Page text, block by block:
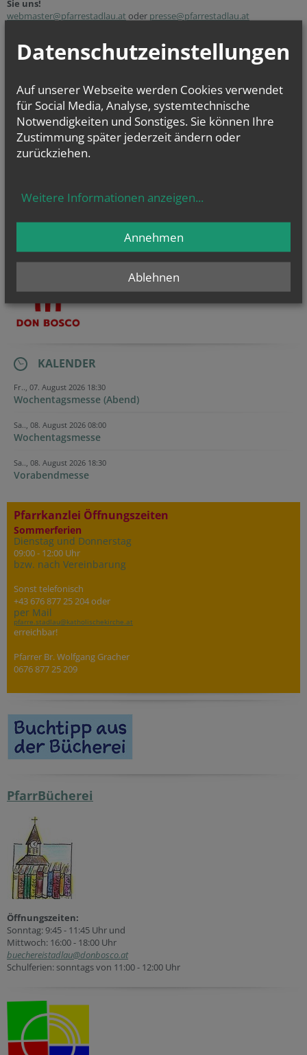
Sie uns!
webmaster@pfarrestadlau.at oder presse@pfarrestadlau.at
NEWSLETTER
Ich stimme derDatenverarbeitungzu.*
Ich habe dieInformationen zum Datenschutz
KALENDER
Fr.., 07. August 2026 18:30
Wochentagsmesse (Abend)
Sa.., 08. August 2026 08:00
Wochentagsmesse
Sa.., 08. August 2026 18:30
Vorabendmesse
Pfarrkanzlei Öffnungszeiten
Sommerferien
Dienstag und Donnerstag
09:00 - 12:00 Uhr
bzw. nach Vereinbarung
Sonst telefonisch
+43 676 877 25 204 oder
per Mail
pfarre.stadlau@katholischekirche.at
erreichbar!
Pfarrer Br. Wolfgang Gracher
0676 877 25 209
PfarrBücherei
Öffnungszeiten:
Sonntag: 9:45 - 11:45 Uhr und
Mittwoch: 16:00 - 18:00 Uhr
buechereistadlau@donbosco.at
Schulferien: sonntags von 11:00 - 12:00 Uhr
Datenschutzeinstellungen
Auf unserer Webseite werden Cookies verwendet
für Social Media, Analyse, systemtechnische
Notwendigkeiten und Sonstiges. Sie können Ihre
Zustimmung später jederzeit ändern oder
zurückziehen.
Weitere Informationen anzeigen...
Ablehnen
Annehmen